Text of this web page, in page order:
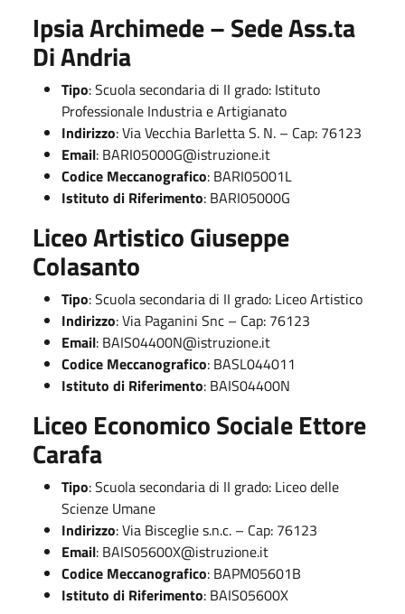
Ipsia Archimede – Sede Ass.ta
Di Andria
Tipo: Scuola secondaria di II grado: Istituto
Professionale Industria e Artigianato
Indirizzo: Via Vecchia Barletta S. N. – Cap: 76123
Email: BARI05000G@istruzione.it
Codice Meccanografico: BARI05001L
Istituto di Riferimento: BARI05000G
Liceo Artistico Giuseppe
Colasanto
Tipo: Scuola secondaria di II grado: Liceo Artistico
Indirizzo: Via Paganini Snc – Cap: 76123
Email: BAIS04400N@istruzione.it
Codice Meccanografico: BASL044011
Istituto di Riferimento: BAIS04400N
Liceo Economico Sociale Ettore
Carafa
Tipo: Scuola secondaria di II grado: Liceo delle
Scienze Umane
Indirizzo: Via Bisceglie s.n.c. – Cap: 76123
Email: BAIS05600X@istruzione.it
Codice Meccanografico: BAPM05601B
Istituto di Riferimento: BAIS05600X